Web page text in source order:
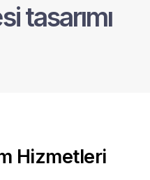
tasarımı
Hizmetleri